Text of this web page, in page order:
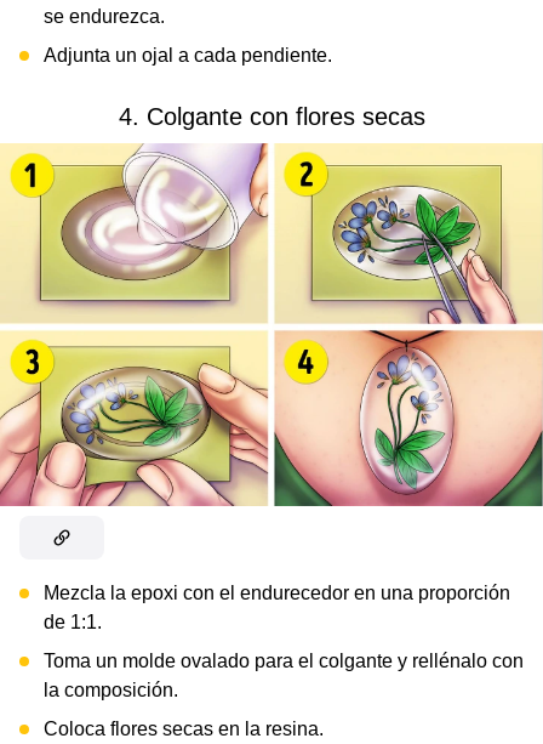
se endurezca.
Adjunta un ojal a cada pendiente.
4. Colgante con flores secas
Mezcla la epoxi con el endurecedor en una proporción
de 1:1.
Toma un molde ovalado para el colgante y rellénalo con
la composición.
Coloca flores secas en la resina.